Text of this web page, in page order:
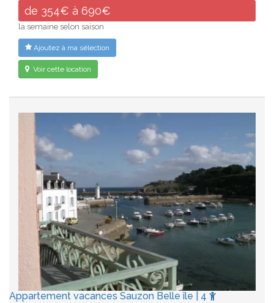
de 354€ à 690€
la semaine selon saison
Ajoutez à ma sélection
Voir cette location
Appartement vacances Sauzon Belle île | 4